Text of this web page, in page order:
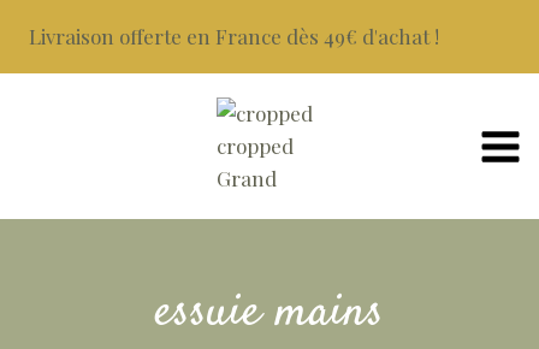
contenu
Livraison offerte en France dès 49€ d'achat !
essuie mains